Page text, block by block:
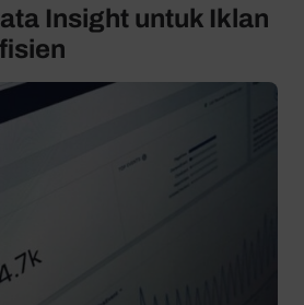
Insight untuk Iklan